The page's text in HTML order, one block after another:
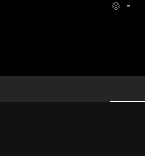
-
Configuration Information